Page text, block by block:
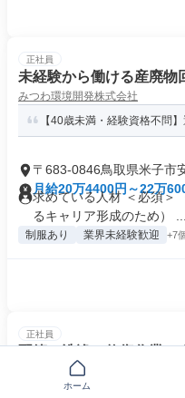
正社員
未経験から働ける産廃物
みつわ環境開発株式会社
【40歳未満・経験資格不問
〒683-0846鳥取県米子市
月給20万4400円～22万
求めている人材 ＜必須＞
るキャリア形成のため） ...
制服あり 業界未経験歓迎 +7
正社員
配管の洗浄・修復作業ス
ドリルマシン株式会社
ホーム